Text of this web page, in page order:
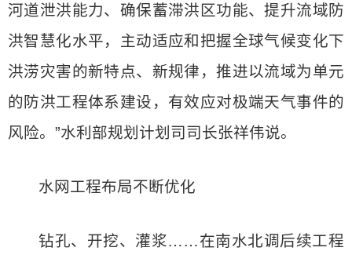
河道泄洪能力、确保蓄滞洪区功能、提升流域防
洪智慧化水平，主动适应和把握全球气候变化下
洪涝灾害的新特点、新规律，推进以流域为单元
的防洪工程体系建设，有效应对极端天气事件的
风险。”水利部规划计划司司长张祥伟说。
水网工程布局不断优化
钻孔、开挖、灌浆……在南水北调后续工程